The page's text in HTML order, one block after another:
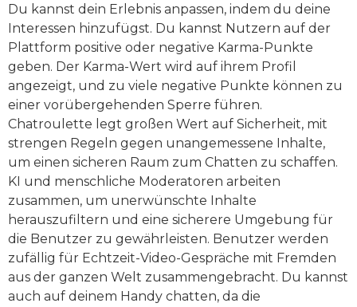
Du kannst dein Erlebnis anpassen, indem du deine
Interessen hinzufügst. Du kannst Nutzern auf der
Plattform positive oder negative Karma-Punkte
geben. Der Karma-Wert wird auf ihrem Profil
angezeigt, und zu viele negative Punkte können zu
einer vorübergehenden Sperre führen.
Chatroulette legt großen Wert auf Sicherheit, mit
strengen Regeln gegen unangemessene Inhalte,
um einen sicheren Raum zum Chatten zu schaffen.
KI und menschliche Moderatoren arbeiten
zusammen, um unerwünschte Inhalte
herauszufiltern und eine sicherere Umgebung für
die Benutzer zu gewährleisten. Benutzer werden
zufällig für Echtzeit-Video-Gespräche mit Fremden
aus der ganzen Welt zusammengebracht. Du kannst
auch auf deinem Handy chatten, da die